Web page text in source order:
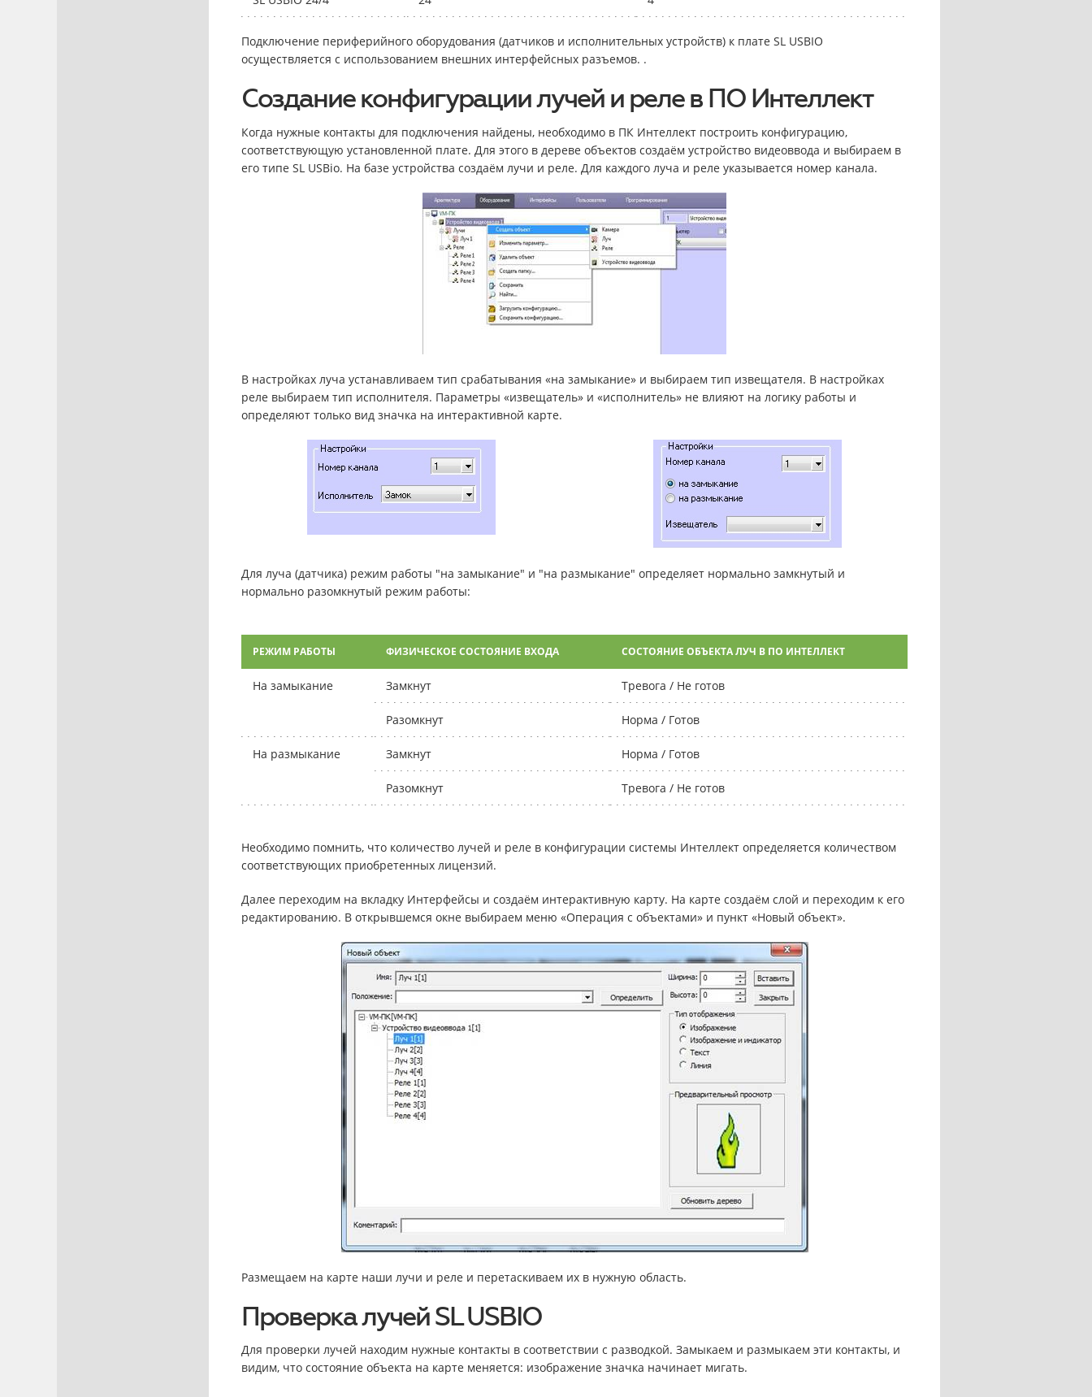
Подключение периферийного оборудования (датчиков и исполнительных устройств) к плате SL USBIO
осуществляется с использованием внешних интерфейсных разъемов. .
Создание конфигурации лучей и реле в ПО Интеллект
Когда нужные контакты для подключения найдены, необходимо в ПК Интеллект построить конфигурацию,
соответствующую установленной плате. Для этого в дереве объектов создаём устройство видеоввода и выбираем в
его типе SL USBio. На базе устройства создаём лучи и реле. Для каждого луча и реле указывается номер канала.
В настройках луча устанавливаем тип срабатывания «на замыкание» и выбираем тип извещателя. В настройках
реле выбираем тип исполнителя. Параметры «извещатель» и «исполнитель» не влияют на логику работы и
определяют только вид значка на интерактивной карте.
Для луча (датчика) режим работы "на замыкание" и "на размыкание" определяет нормально замкнутый и
нормально разомкнутый режим работы:
РЕЖИМ РАБОТЫ ФИЗИЧЕСКОЕ СОСТОЯНИЕ ВХОДА СОСТОЯНИЕ ОБЪЕКТА ЛУЧ В ПО ИНТЕЛЛЕКТ
На замыкание Замкнут Тревога / Не готов
Разомкнут Норма / Готов
На размыкание Замкнут Норма / Готов
Разомкнут Тревога / Не готов
Необходимо помнить, что количество лучей и реле в конфигурации системы Интеллект определяется количеством
соответствующих приобретенных лицензий.
Далее переходим на вкладку Интерфейсы и создаём интерактивную карту. На карте создаём слой и переходим к его
редактированию. В открывшемся окне выбираем меню «Операция с объектами» и пункт «Новый объект».
Размещаем на карте наши лучи и реле и перетаскиваем их в нужную область.
Проверка лучей SL USBIO
Для проверки лучей находим нужные контакты в соответствии с разводкой. Замыкаем и размыкаем эти контакты, и
видим, что состояние объекта на карте меняется: изображение значка начинает мигать.